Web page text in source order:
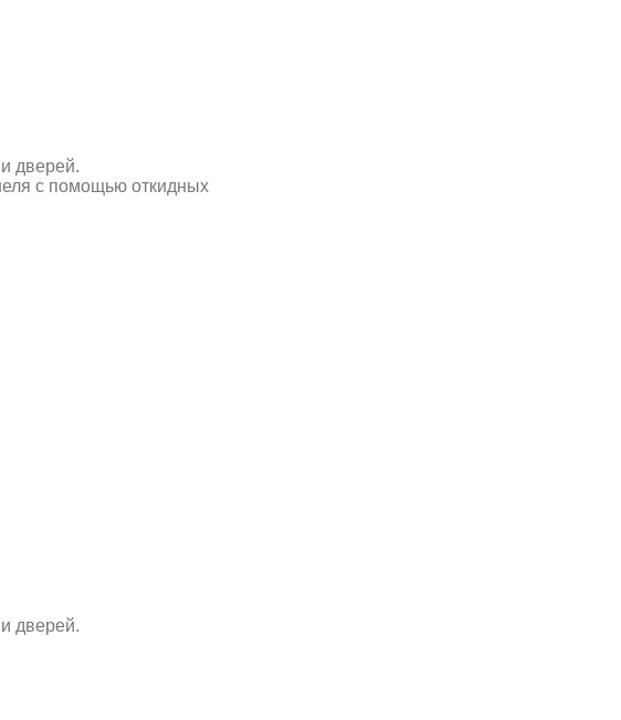
дверей.
с помощью откидных
дверей.